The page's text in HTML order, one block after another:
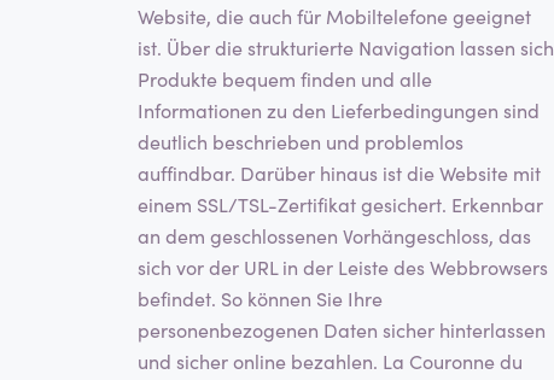
Website, die auch für Mobiltelefone geeignet
ist. Über die strukturierte Navigation lassen sich
Produkte bequem finden und alle
Informationen zu den Lieferbedingungen sind
deutlich beschrieben und problemlos
auffindbar. Darüber hinaus ist die Website mit
einem SSL/TSL-Zertifikat gesichert. Erkennbar
an dem geschlossenen Vorhängeschloss, das
sich vor der URL in der Leiste des Webbrowsers
befindet. So können Sie Ihre
personenbezogenen Daten sicher hinterlassen
und sicher online bezahlen. La Couronne du